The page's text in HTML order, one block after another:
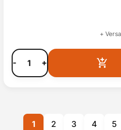
+
- +
1 2 3 4 5